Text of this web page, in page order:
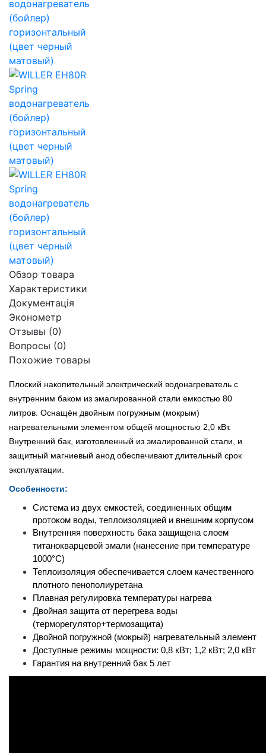
Обзор товара
Характеристики
Документація
Эконометр
Отзывы (0)
Вопросы (0)
Похожие товары
Плоский накопительный электрический водонагреватель с
внутренним баком из эмалированной стали емкостью 80
литров. Оснащён двойным погружным (мокрым)
нагревательными элементом общей мощностью 2,0 кВт.
Внутренний бак, изготовленный из эмалированной стали, и
защитный магниевый анод обеспечивают длительный срок
эксплуатации.
Особенности:
Система из двух емкостей, соединенных общим
протоком воды, теплоизоляцией и внешним корпусом
Внутренняя поверхность бака защищена слоем
титанокварцевой эмали (нанесение при температуре
1000°C)
Теплоизоляция обеспечивается слоем качественного
плотного пенополиуретана
Плавная регулировка температуры нагрева
Двойная защита от перегрева воды
(терморегулятор+термозащита)
Двойной погружной (мокрый) нагревательный элемент
Доступные режимы мощности: 0,8 кВт; 1,2 кВт; 2,0 кВт
Гарантия на внутренний бак 5 лет